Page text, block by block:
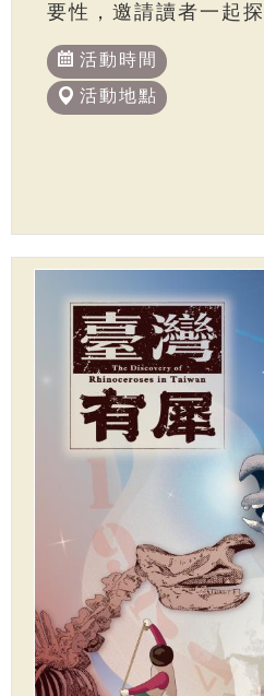
要性，邀請讀者一起
活動時間
活動地點